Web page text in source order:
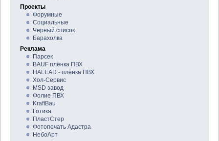
Проекты
Форумные
Социальные
Чёрный список
Барахолка
Реклама
Парсек
BAUF плёнка ПВХ
HALEAD - плёнка ПВХ
Хол-Сервис
MSD завод
Фолие ПВХ
KraftBau
Готика
ПластСтер
Фотопечать Адастра
НебоАрт